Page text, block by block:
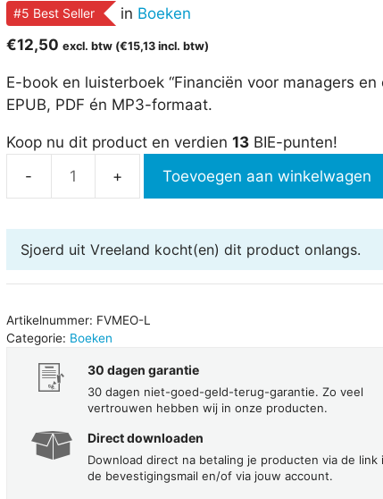
#5 Best Seller in Boeken
€12,50 excl. btw (€15,13incl. btw)
E-book en luisterboek “Financiën voor managers
EPUB, PDF én MP3-formaat.
Koop nu dit product en verdien 13BIE-punten!
Luisterboek
voor
managers
en
in
60
minuten
aantal
Toevoegen aan winkelwagen
Sjoerd uit Vreeland kocht(en) dit product onlangs.
Artikelnummer: FVMEO-L
Categorie: Boeken
30 dagen garantie
30 dagen niet-goed-geld-terug-garantie. Zo veel
vertrouwen hebben wij in onze producten.
Direct downloaden
Download direct na betaling je producten via de link
de bevestigingsmail en/of via jouw account.